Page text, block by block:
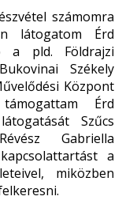
számomra
látogatom Érd
a pld. Földrajzi
Székely
Központ
Érd
Szűcs
Gabriella
a
miközben